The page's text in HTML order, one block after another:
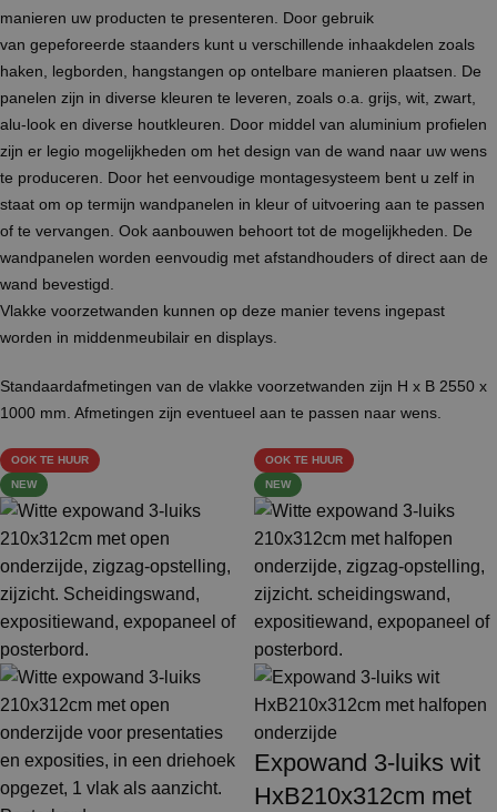
manieren uw producten te presenteren. Door gebruik
van gepeforeerde staanders kunt u verschillende inhaakdelen zoals
haken, legborden, hangstangen op ontelbare manieren plaatsen. De
panelen zijn in diverse kleuren te leveren, zoals o.a. grijs, wit, zwart,
alu-look en diverse houtkleuren. Door middel van aluminium profielen
zijn er legio mogelijkheden om het design van de wand naar uw wens
te produceren. Door het eenvoudige montagesysteem bent u zelf in
staat om op termijn wandpanelen in kleur of uitvoering aan te passen
of te vervangen. Ook aanbouwen behoort tot de mogelijkheden. De
wandpanelen worden eenvoudig met afstandhouders of direct aan de
wand bevestigd.
Vlakke voorzetwanden kunnen op deze manier tevens ingepast
worden in middenmeubilair en displays.
Standaardafmetingen van de vlakke voorzetwanden zijn H x B 2550 x
1000 mm. Afmetingen zijn eventueel aan te passen naar wens.
OOK TE HUUR
NEW
OOK TE HUUR
NEW
Expowand 3-luiks wit
HxB210x312cm met